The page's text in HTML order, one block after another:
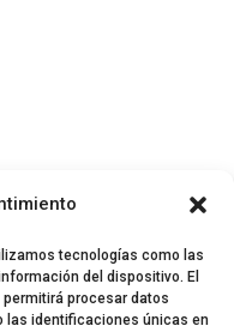
tecnologías como las
del dispositivo. El
procesar datos
las identificaciones únicas en
breismusic